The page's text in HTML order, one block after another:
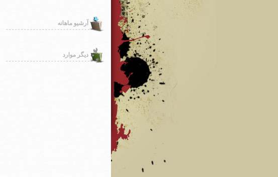
آرشیو ماهانه
دیگر موارد